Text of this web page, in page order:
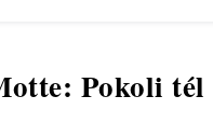
Pokoli tél